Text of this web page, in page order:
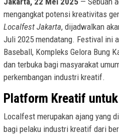
mengangkat potensi kreativitas
Localfest Jakarta, dijadwalkan
Juli 2025 mendatang. Festival ini
Baseball, Kompleks Gelora Bung
dan terbuka bagi masyarakat
perkembangan industri kreatif.
Platform Kreatif
Localfest merupakan ajang yang
bagi pelaku industri kreatif dari